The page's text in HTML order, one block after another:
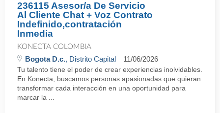
236115 Asesor/a De Servicio
Al Cliente Chat + Voz Contrato
Indefinido,contratación
Inmedia
KONECTA COLOMBIA
Bogota D.c., Distrito Capital 11/06/2026
Tu talento tiene el poder de crear experiencias inolvidables.
En Konecta, buscamos personas apasionadas que quieran
transformar cada interacción en una oportunidad para
marcar la ...